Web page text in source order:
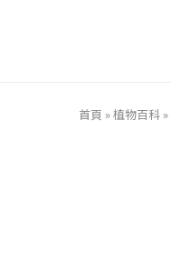
首頁 »植物百科»